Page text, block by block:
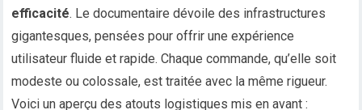
efficacité. Le documentaire dévoile des infrastructures
gigantesques, pensées pour offrir une expérience
utilisateur fluide et rapide. Chaque commande, qu’elle soit
modeste ou colossale, est traitée avec la même rigueur.
Voici un aperçu des atouts logistiques mis en avant :